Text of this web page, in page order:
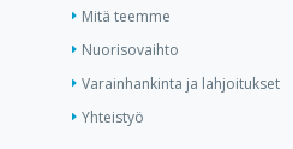
Mitä teemme
Nuorisovaihto
Varainhankinta ja lahjoitukset
Yhteistyö